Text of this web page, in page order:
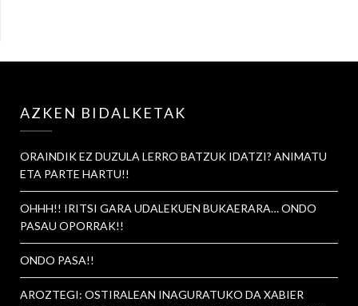
AZKEN BIDALKETAK
ORAINDIK EZ DUZULA LERRO BATZUK IDATZI? ANIMATU
ETA PARTE HARTU!!
OHHH!! IRITSI GARA UDALEKUEN BUKAERARA… ONDO
PASAU OPORRAK!!
ONDO PASA!!
AROZTEGI: OSTIRALEAN INAGURATUKO DA XABIER